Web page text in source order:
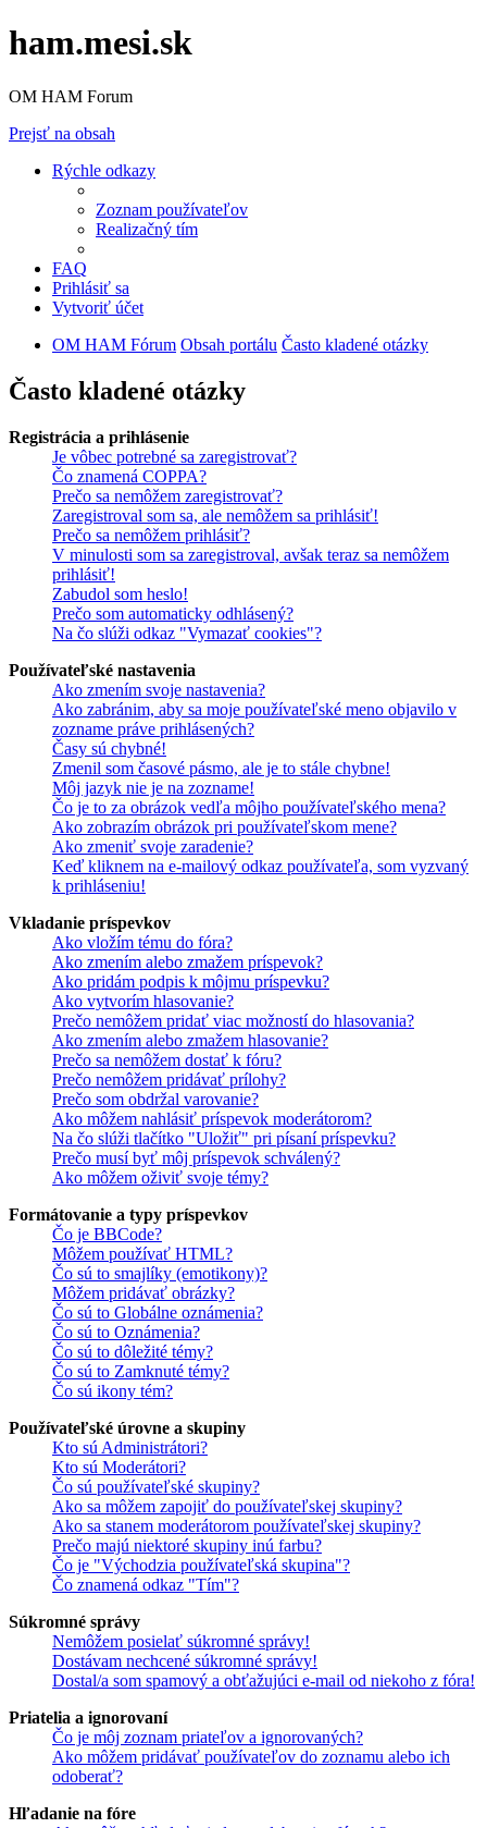
ham.mesi.sk
OM HAM Forum
Prejsť na obsah
Rýchle odkazy
Zoznam používateľov
Realizačný tím
FAQ
Prihlásiť sa
Vytvoriť účet
OM HAM Fórum Obsah portálu Často kladené otázky
Často kladené otázky
Registrácia a prihlásenie
Je vôbec potrebné sa zaregistrovať?
Čo znamená COPPA?
Prečo sa nemôžem zaregistrovať?
Zaregistroval som sa, ale nemôžem sa prihlásiť!
Prečo sa nemôžem prihlásiť?
V minulosti som sa zaregistroval, avšak teraz sa nemôžem
prihlásiť!
Zabudol som heslo!
Prečo som automaticky odhlásený?
Na čo slúži odkaz "Vymazať cookies"?
Používateľské nastavenia
Ako zmením svoje nastavenia?
Ako zabránim, aby sa moje používateľské meno objavilo v
zozname práve prihlásených?
Časy sú chybné!
Zmenil som časové pásmo, ale je to stále chybne!
Môj jazyk nie je na zozname!
Čo je to za obrázok vedľa môjho používateľského mena?
Ako zobrazím obrázok pri používateľskom mene?
Ako zmeniť svoje zaradenie?
Keď kliknem na e-mailový odkaz používateľa, som vyzvaný
k prihláseniu!
Vkladanie príspevkov
Ako vložím tému do fóra?
Ako zmením alebo zmažem príspevok?
Ako pridám podpis k môjmu príspevku?
Ako vytvorím hlasovanie?
Prečo nemôžem pridať viac možností do hlasovania?
Ako zmením alebo zmažem hlasovanie?
Prečo sa nemôžem dostať k fóru?
Prečo nemôžem pridávať prílohy?
Prečo som obdržal varovanie?
Ako môžem nahlásiť príspevok moderátorom?
Na čo slúži tlačítko "Uložiť" pri písaní príspevku?
Prečo musí byť môj príspevok schválený?
Ako môžem oživiť svoje témy?
Formátovanie a typy príspevkov
Čo je BBCode?
Môžem používať HTML?
Čo sú to smajlíky (emotikony)?
Môžem pridávať obrázky?
Čo sú to Globálne oznámenia?
Čo sú to Oznámenia?
Čo sú to dôležité témy?
Čo sú to Zamknuté témy?
Čo sú ikony tém?
Používateľské úrovne a skupiny
Kto sú Administrátori?
Kto sú Moderátori?
Čo sú používateľské skupiny?
Ako sa môžem zapojiť do používateľskej skupiny?
Ako sa stanem moderátorom používateľskej skupiny?
Prečo majú niektoré skupiny inú farbu?
Čo je "Východzia používateľská skupina"?
Čo znamená odkaz "Tím"?
Súkromné správy
Nemôžem posielať súkromné správy!
Dostávam nechcené súkromné správy!
Dostal/a som spamový a obťažujúci e-mail od niekoho z fóra!
Priatelia a ignorovaní
Čo je môj zoznam priateľov a ignorovaných?
Ako môžem pridávať používateľov do zoznamu alebo ich
odoberať?
Hľadanie na fóre